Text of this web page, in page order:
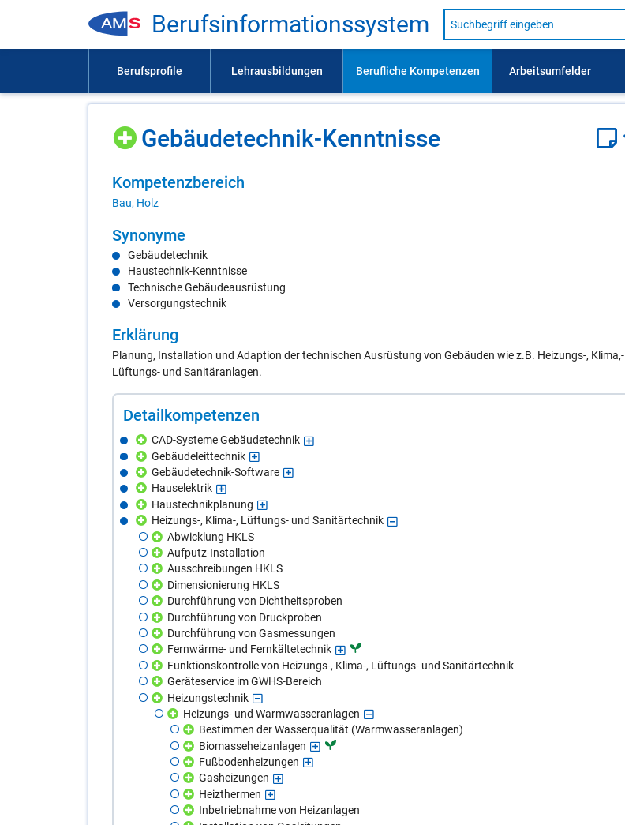
Be­rufs­in­for­ma­ti­ons­sys­tem
Suche
nach
Lehrausbildung,
usw.
Ge­bäu­de­tech­nik-Kennt­nis­se
Kom­pe­tenz­be­reich
Bau, Holz
Syn­ony­me
Gebäudetechnik
Haustechnik-Kenntnisse
Technische Gebäudeausrüstung
Versorgungstechnik
Er­klä­rung
Planung, Installation und Adaption der technischen Ausrüstung von Gebäuden wie z.B. Heizungs-, Klima,-
Lüftungs- und Sanitäranlagen.
De­tail­kom­pe­ten­zen
CAD-Systeme Gebäudetechnik
Gebäudeleittechnik
Gebäudetechnik-Software
Hauselektrik
Haustechnikplanung
Heizungs-, Klima-, Lüftungs- und Sanitärtechnik
Abwicklung HKLS
Aufputz-Installation
Ausschreibungen HKLS
Dimensionierung HKLS
Durchführung von Dichtheitsproben
Durchführung von Druckproben
Durchführung von Gasmessungen
Fernwärme- und Fernkältetechnik
Funktionskontrolle von Heizungs-, Klima-, Lüftungs- und Sanitärtechnik
Geräteservice im GWHS-Bereich
Heizungstechnik
Heizungs- und Warmwasseranlagen
Bestimmen der Wasserqualität (Warmwasseranlagen)
Biomasseheizanlagen
Fußbodenheizungen
Gasheizungen
Heizthermen
Inbetriebnahme von Heizanlagen